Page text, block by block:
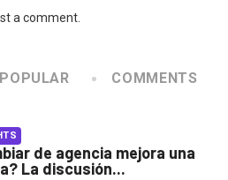
a comment.
POPULAR COMMENTS
de agencia mejora una
La discusión...